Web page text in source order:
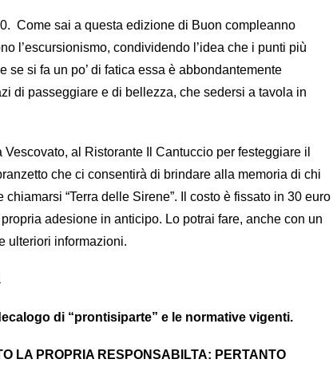
Come sai a questa edizione di Buon compleanno
l’escursionismo, condividendo l’idea che i punti più
si fa un po’ di fatica essa è abbondantemente
di passeggiare e di bellezza, che sedersi a tavola in
al Ristorante Il Cantuccio per festeggiare il
che ci consentirà di brindare alla memoria di chi
“Terra delle Sirene”. Il costo è fissato in 30 euro
adesione in anticipo. Lo potrai fare, anche con un
ulteriori informazioni.
di “prontisiparte” e le normative vigenti.
LA PROPRIA RESPONSABILTA: PERTANTO